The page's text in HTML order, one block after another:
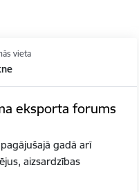
vieta
eksporta forums
gadā arī
aizsardzības